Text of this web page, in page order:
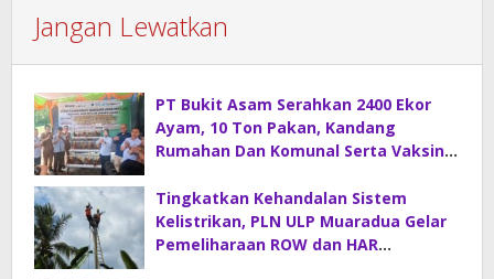
Jangan Lewatkan
PT Bukit Asam Serahkan 2400 Ekor
Ayam, 10 Ton Pakan, Kandang
Rumahan Dan Komunal Serta Vaksin
Tingkatkan Kehandalan Sistem
Kelistrikan, PLN ULP Muaradua Gelar
Pemeliharaan ROW dan HAR